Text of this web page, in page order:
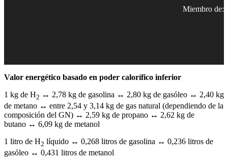
Miembro de:
Valor energético basado en poder calorífico inferior
1 kg de H2 ↔ 2,78 kg de gasolina ↔ 2,80 kg de gasóleo ↔ 2,40 kg
de metano ↔ entre 2,54 y 3,14 kg de gas natural (dependiendo de la
composición del GN) ↔ 2,59 kg de propano ↔ 2,62 kg de
butano ↔ 6,09 kg de metanol
1 litro de H2 líquido ↔ 0,268 litros de gasolina ↔ 0,236 litros de
gasóleo ↔ 0,431 litros de metanol